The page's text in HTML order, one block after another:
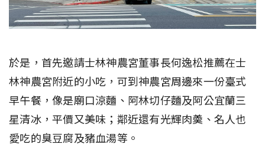
於是，首先邀請士林神農宮董事長何逸松推薦在士
林神農宮附近的小吃，可到神農宮周邊來一份臺式
早午餐，像是廟口涼麵、阿林切仔麵及阿公宜蘭三
星清冰，平價又美味；鄰近還有光輝肉羮、名人也
愛吃的臭豆腐及豬血湯等。